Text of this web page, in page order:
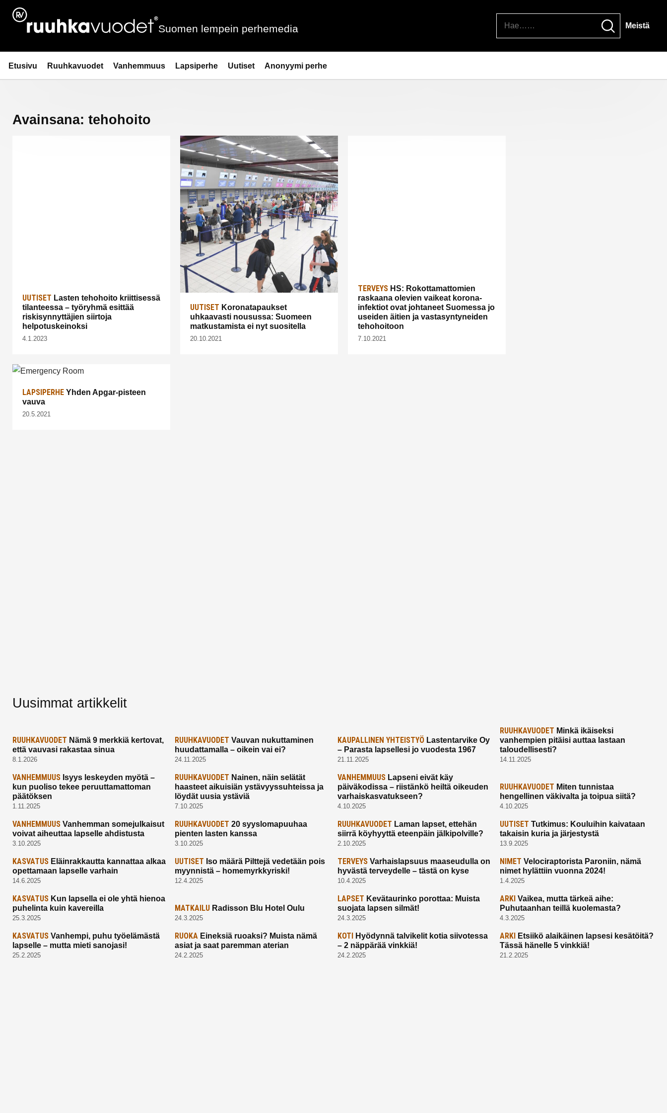
Siirry
sisältöön
Ruuhkavuodet.fi
Suomen lempein perhemedia Meistä
Etusivu Ruuhkavuodet Vanhemmuus Lapsiperhe Uutiset Anonyymi perhe
Avainsana: tehohoito
UUTISET Lasten tehohoito kriittisessä
tilanteessa – työryhmä esittää
riskisynnyttäjien siirtoja
helpotuskeinoksi
4.1.2023
UUTISET Koronatapaukset
uhkaavasti nousussa: Suomeen
matkustamista ei nyt suositella
20.10.2021
TERVEYS HS: Rokottamattomien
raskaana olevien vaikeat korona­­
infektiot ovat johtaneet Suomessa jo
useiden äitien ja vasta­syntyneiden
teho­hoitoon
7.10.2021
LAPSIPERHE Yhden Apgar-pisteen
vauva
20.5.2021
Uusimmat artikkelit
RUUHKAVUODET Nämä 9 merkkiä kertovat,
että vauvasi rakastaa sinua
8.1.2026
RUUHKAVUODET Vauvan nukuttaminen
huudattamalla – oikein vai ei?
24.11.2025
KAUPALLINEN YHTEISTYÖLastentarvike Oy
– Parasta lapsellesi jo vuodesta 1967
21.11.2025
RUUHKAVUODET Minkä ikäiseksi
vanhempien pitäisi auttaa lastaan
taloudellisesti?
14.11.2025
VANHEMMUUS Isyys leskeyden myötä –
kun puoliso tekee peruuttamattoman
päätöksen
1.11.2025
RUUHKAVUODET Nainen, näin selätät
haasteet aikuisiän ystävyyssuhteissa ja
löydät uusia ystäviä
7.10.2025
VANHEMMUUSLapseni eivät käy
päiväkodissa – riistänkö heiltä oikeuden
varhaiskasvatukseen?
4.10.2025
RUUHKAVUODET Miten tunnistaa
hengellinen väkivalta ja toipua siitä?
4.10.2025
VANHEMMUUS Vanhemman somejulkaisut
voivat aiheuttaa lapselle ahdistusta
3.10.2025
RUUHKAVUODET 20 syyslomapuuhaa
pienten lasten kanssa
3.10.2025
RUUHKAVUODET Laman lapset, ettehän
siirrä köyhyyttä eteenpäin jälkipolville?
2.10.2025
UUTISET Tutkimus: Kouluihin kaivataan
takaisin kuria ja järjestystä
13.9.2025
KASVATUS Eläinrakkautta kannattaa alkaa
opettamaan lapselle varhain
14.6.2025
UUTISET Iso määrä Pilttejä vedetään pois
myynnistä – homemyrkkyriski!
12.4.2025
TERVEYSVarhaislapsuus maaseudulla on
hyvästä terveydelle – tästä on kyse
10.4.2025
NIMET Velociraptorista Paroniin, nämä
nimet hylättiin vuonna 2024!
1.4.2025
KASVATUS Kun lapsella ei ole yhtä hienoa
puhelinta kuin kavereilla
25.3.2025
MATKAILU Radisson Blu Hotel Oulu
24.3.2025
LAPSET Kevätaurinko porottaa: Muista
suojata lapsen silmät!
24.3.2025
ARKI Vaikea, mutta tärkeä aihe:
Puhutaanhan teillä kuolemasta?
4.3.2025
KASVATUS Vanhempi, puhu työelämästä
lapselle – mutta mieti sanojasi!
25.2.2025
RUOKA Eineksiä ruoaksi? Muista nämä
asiat ja saat paremman aterian
24.2.2025
KOTI
Hyödynnä talvikelit kotia siivotessa
– 2 näppärää vinkkiä!
24.2.2025
ARKI
Etsiikö alaikäinen lapsesi kesätöitä?
Tässä hänelle 5 vinkkiä!
21.2.2025